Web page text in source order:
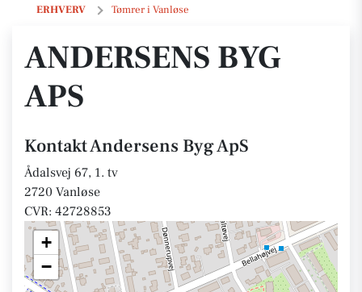
ERHVERV Tømrer i Vanløse
Andersens Byg ApS
ANDERSENS BYG
APS
Kontakt Andersens Byg ApS
Ådalsvej 67, 1. tv
2720 Vanløse
CVR: 42728853
+
−